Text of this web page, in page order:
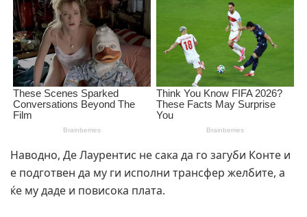
Наводно, Де Лаурентис не сака да го загуби Конте и
е подготвен да му ги исполни трансфер желбите, а
ќе му даде и повисока плата.